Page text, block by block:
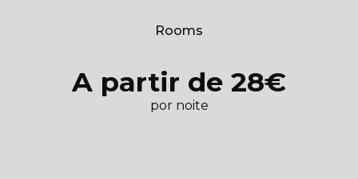
Rooms
A partir de 28€
por noite